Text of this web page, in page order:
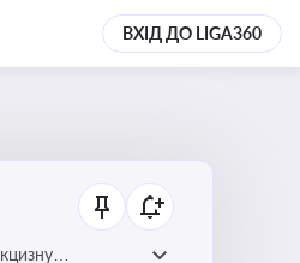
ВХІД ДО LIGA360